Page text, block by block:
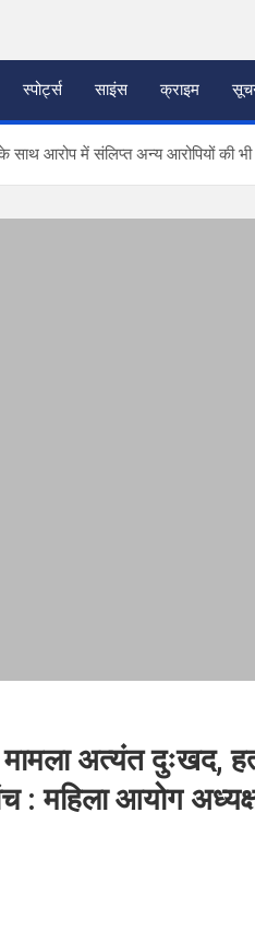
स्पोर्ट्स साइंस क्राइम
साथ आरोप में संलिप्त अन्य आरोपियों की
मामला अत्यंत दुःखद,
: महिला आयोग